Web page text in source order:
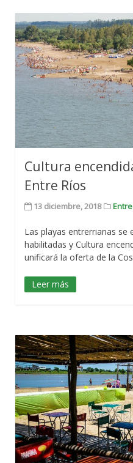
Cultura
Entre Ríos
13 diciembre, 2018
Las playas entrerrianas
habilitadas y Cultura
unificará la oferta de la
Leer más